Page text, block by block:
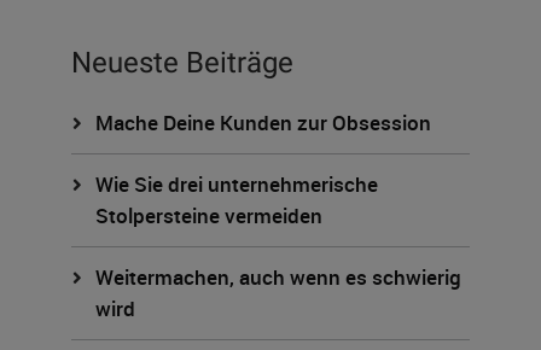
Neueste Beiträge
Mache Deine Kunden zur Obsession
Wie Sie drei unternehmerische
Stolpersteine vermeiden
Weitermachen, auch wenn es schwierig
wird